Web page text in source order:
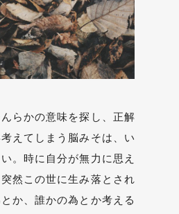
らかの意味を探し、正解
えてしまう脳みそは、い
。時に自分が無力に思え
然この世に生み落とされ
か、誰かの為とか考える